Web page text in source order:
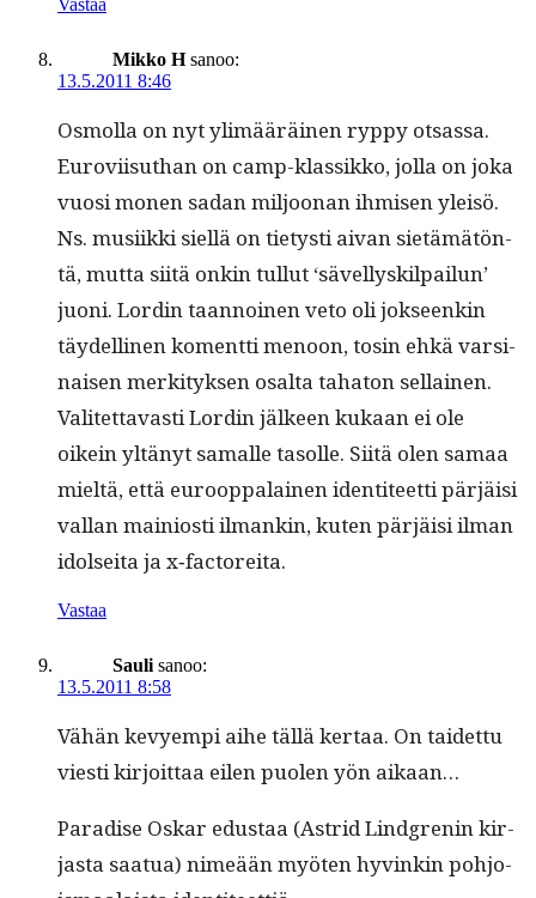
Mikko H sanoo:
13.5.2011 8:46
Osmol­la on nyt ylimääräi­nen ryp­py otsas­sa.
Eurovi­isuthan on camp-klas­sikko, jol­la on joka
vuosi mon­en sadan miljoo­nan ihmisen yleisö.
Ns. musi­ik­ki siel­lä on tietysti aivan sietämätön­
tä, mut­ta siitä onkin tul­lut ‘sävellyskil­pailun’
juoni. Lordin taan­noinen veto oli jok­seenkin
täy­delli­nen koment­ti menoon, tosin ehkä varsi­
naisen merk­i­tyk­sen osalta taha­ton sel­l­ainen.
Valitet­tavasti Lordin jäl­keen kukaan ei ole
oikein yltänyt samalle tasolle. Siitä olen samaa
mieltä, että euroop­palainen iden­ti­teet­ti pär­jäisi
val­lan main­iosti ilmankin, kuten pär­jäisi ilman
idol­sei­ta ja x‑factoreita.
Vastaa
Sauli sanoo:
13.5.2011 8:58
Vähän kevyem­pi aihe täl­lä ker­taa. On taidet­tu
viesti kir­joit­taa eilen puolen yön aikaan…
Par­adise Oskar edus­taa (Astrid Lind­grenin kir­
jas­ta saat­ua) nimeään myöten hyvinkin pohjo­